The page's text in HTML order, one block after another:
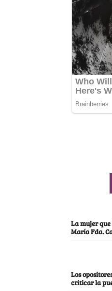
La mujer
María Fda.
Los
criticar la